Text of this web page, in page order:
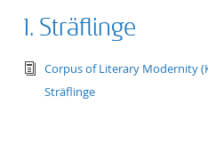
1. Sträflinge
text/
Corpus of Literary Modernity
Sträflinge